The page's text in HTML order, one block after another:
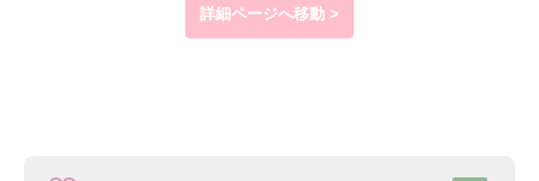
詳細ページへ移動 >